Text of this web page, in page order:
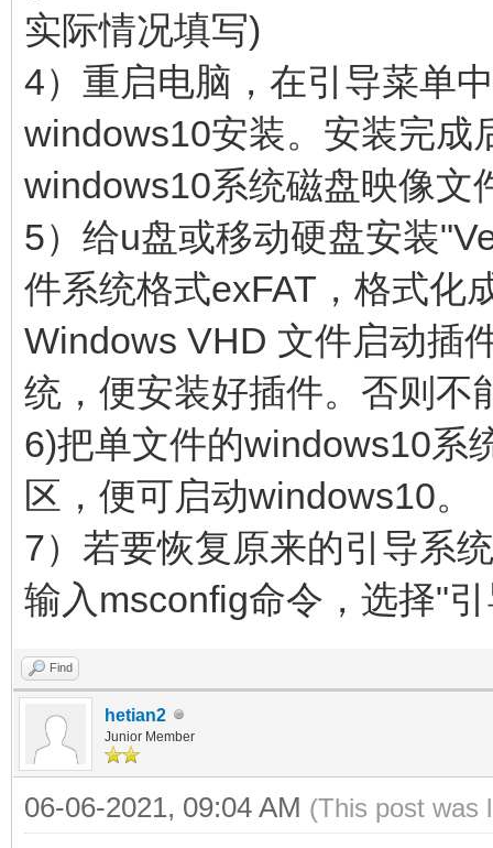
实际情况填写)
4）重启电脑，在引导菜单
windows10安装。安装完成
windows10系统磁盘映像文
5）给u盘或移动硬盘安装
件系统格式exFAT，格式化
Windows VHD 文件启动插
统，便安装好插件。否则不
6)把单文件的windows10系
区，便可启动windows10。
7）若要恢复原来的引导系
输入msconfig命令，选择"
Find
hetian2
Junior Member
06-06-2021, 09:04 AM (This post was